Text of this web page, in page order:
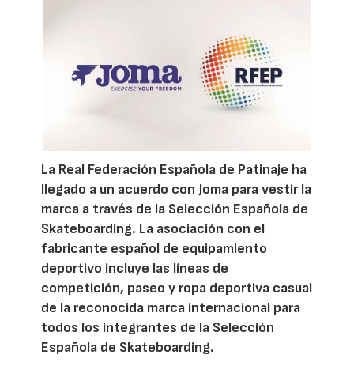
La Real Federación Española de Patinaje ha
llegado a un acuerdo con Joma para vestir la
marca a través de la Selección Española de
Skateboarding. La asociación con el
fabricante español de equipamiento
deportivo incluye las líneas de
competición, paseo y ropa deportiva casual
de la reconocida marca internacional para
todos los integrantes de la Selección
Española de Skateboarding.